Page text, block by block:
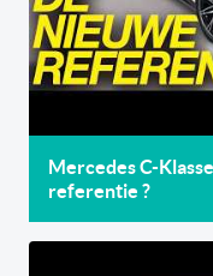
Mercedes C-
referentie ?